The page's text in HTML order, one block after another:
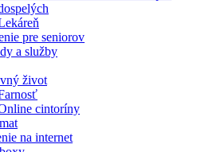
pre seniorov
a služby
život
cintoríny
na internet